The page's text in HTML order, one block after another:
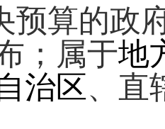
预算的政
；属于地
治区、直